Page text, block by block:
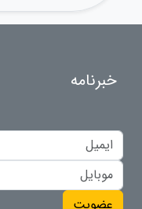
خبرنامه
عضویت